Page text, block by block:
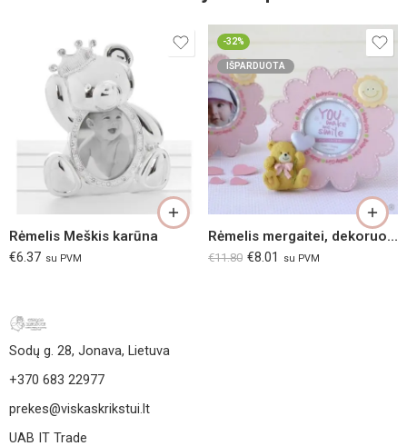
Rėmelis Meškis karūna
€6.37 su PVM
-32%
IŠPARDUOTA
Rėmelis mergaitei, dekoruotas meškučiu su balionėliu
€11.80 €8.01 su PVM
Sodų g. 28, Jonava, Lietuva
+370 683 22977
prekes@viskaskrikstui.lt
UAB IT Trade